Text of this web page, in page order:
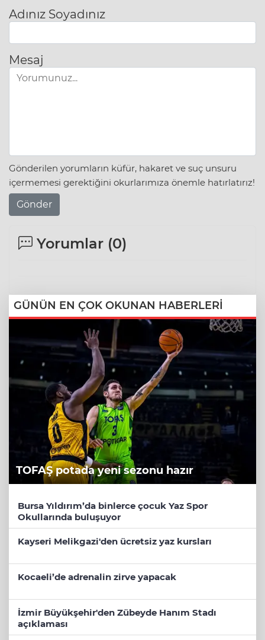
Adınız Soyadınız
Mesaj
Gönderilen yorumların küfür, hakaret ve suç unsuru
içermemesi gerektiğini okurlarımıza önemle hatırlatırız!
Gönder
Yorumlar (0)
GÜNÜN EN ÇOK OKUNAN HABERLERİ
TOFAŞ potada yeni sezonu hazır
Bursa Yıldırım’da binlerce çocuk Yaz Spor
Okullarında buluşuyor
Kayseri Melikgazi'den ücretsiz yaz kursları
Kocaeli’de adrenalin zirve yapacak
İzmir Büyükşehir'den Zübeyde Hanım Stadı
açıklaması